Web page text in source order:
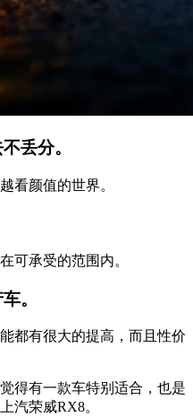
丢分。
看颜值的世界。
可承受的范围内。
。
都有很大的提高，而且性价
得有一款车特别适合，也是
汽荣威RX8。